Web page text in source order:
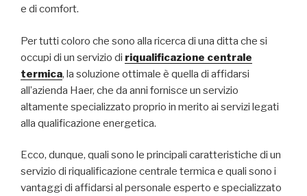
e di comfort.
Per tutti coloro che sono alla ricerca di una ditta che si
occupi di un servizio di riqualificazione centrale
termica, la soluzione ottimale è quella di affidarsi
all’azienda Haer, che da anni fornisce un servizio
altamente specializzato proprio in merito ai servizi legati
alla qualificazione energetica.
Ecco, dunque, quali sono le principali caratteristiche di un
servizio di riqualificazione centrale termica e quali sono i
vantaggi di affidarsi al personale esperto e specializzato